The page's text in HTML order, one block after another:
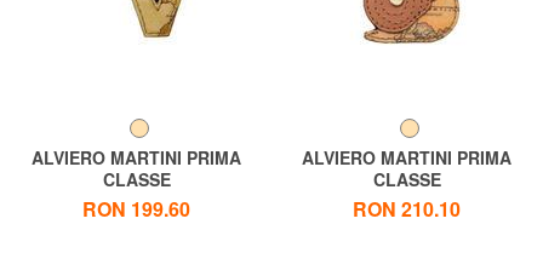
ALVIERO MARTINI PRIMA
CLASSE
GEO CLASSIC Breloc cu litera
V
RON 199.60
ALVIERO MARTINI PRIMA
CLASSE
GEO CLASSIC Breloc cu
farmec de melc
RON 210.10